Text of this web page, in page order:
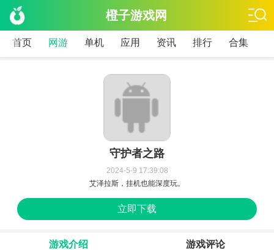
橙子游戏网
首页 网游 单机 应用 资讯 排行 合集
守护者之路
2024-5-9 17:39:08
艾泽拉斯，挂机也能深度玩。
立即下载
游戏介绍 游戏评论